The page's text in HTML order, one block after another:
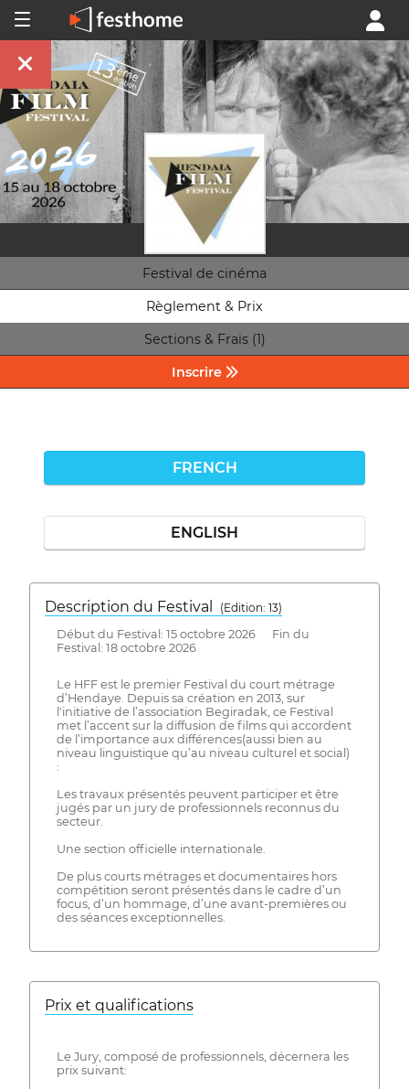
Festival de cinéma
Règlement & Prix
Sections & Frais (1)
Inscrire
FRENCH
ENGLISH
Description du Festival
( Edition: 13)
Début du Festival: 15 octobre 2026 Fin du
Festival: 18 octobre 2026
Le HFF est le premier Festival du court métrage
d’Hendaye. Depuis sa création en 2013, sur
l'initiative de l’association Begiradak, ce Festival
met l’accent sur la diffusion de films qui accordent
de l’importance aux différences(aussi bien au
niveau linguistique qu’au niveau culturel et social)
:
Les travaux présentés peuvent participer et être
jugés par un jury de professionnels reconnus du
secteur.
Une section officielle internationale.
De plus courts métrages et documentaires hors
compétition seront présentés dans le cadre d’un
focus, d’un hommage, d’une avant-premières ou
des séances exceptionnelles.
Prix ​​et qualifications
Le Jury, composé de professionnels, décernera les
prix suivant: